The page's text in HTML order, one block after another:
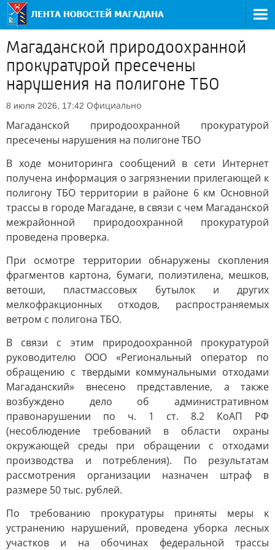
Магаданской природоохранной
прокуратурой пресечены
нарушения на полигоне ТБО
8 июля 2026, 17:42 Официально
Магаданской природоохранной прокуратурой
пресечены нарушения на полигоне ТБО
В ходе мониторинга сообщений в сети Интернет
получена информация о загрязнении прилегающей к
полигону ТБО территории в районе 6 км Основной
трассы в городе Магадане, в связи с чем Магаданской
межрайонной природоохранной прокуратурой
проведена проверка.
При осмотре территории обнаружены скопления
фрагментов картона, бумаги, полиэтилена, мешков,
ветоши, пластмассовых бутылок и других
мелкофракционных отходов, распространяемых
ветром с полигона ТБО.
В связи с этим природоохранной прокуратурой
руководителю ООО «Региональный оператор по
обращению с твердыми коммунальными отходами
Магаданский» внесено представление, а также
возбуждено дело об административном
правонарушении по ч. 1 ст. 8.2 КоАП РФ
(несоблюдение требований в области охраны
окружающей среды при обращении с отходами
производства и потребления). По результатам
рассмотрения организации назначен штраф в
размере 50 тыс. рублей.
По требованию прокуратуры приняты меры к
устранению нарушений, проведена уборка лесных
участков и на обочинах федеральной трассы